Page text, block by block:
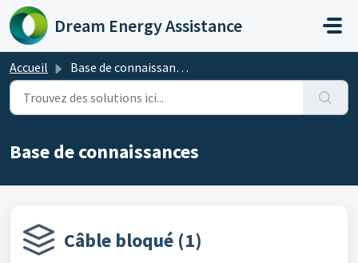
Passer au contenu principal
Dream Energy Assistance
Accueil Base de connaissances
Base de connaissances
Câble bloqué (1)